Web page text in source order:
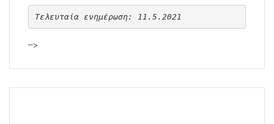
Τελευταία ενημέρωση: 11.5.2021
-->